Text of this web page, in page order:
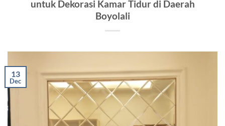
untuk Dekorasi Kamar Tidur di Daerah
Boyolali
13
Dec